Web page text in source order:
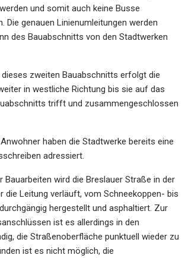
und somit auch keine Busse
Die genauen Linienumleitungen werden
des Bauabschnitts von den Stadtwerken
zweiten Bauabschnitts erfolgt die
in westliche Richtung bis sie auf das
trifft und zusammengeschlossen
haben die Stadtwerke bereits eine
adressiert.
Bauarbeiten wird die Breslauer Straße in der
die Leitung verläuft, vom Schneekoppen- bis
hergestellt und asphaltiert. Zur
ist es allerdings in den
die Straßenoberfläche punktuell wieder zu
ist es nicht möglich, die